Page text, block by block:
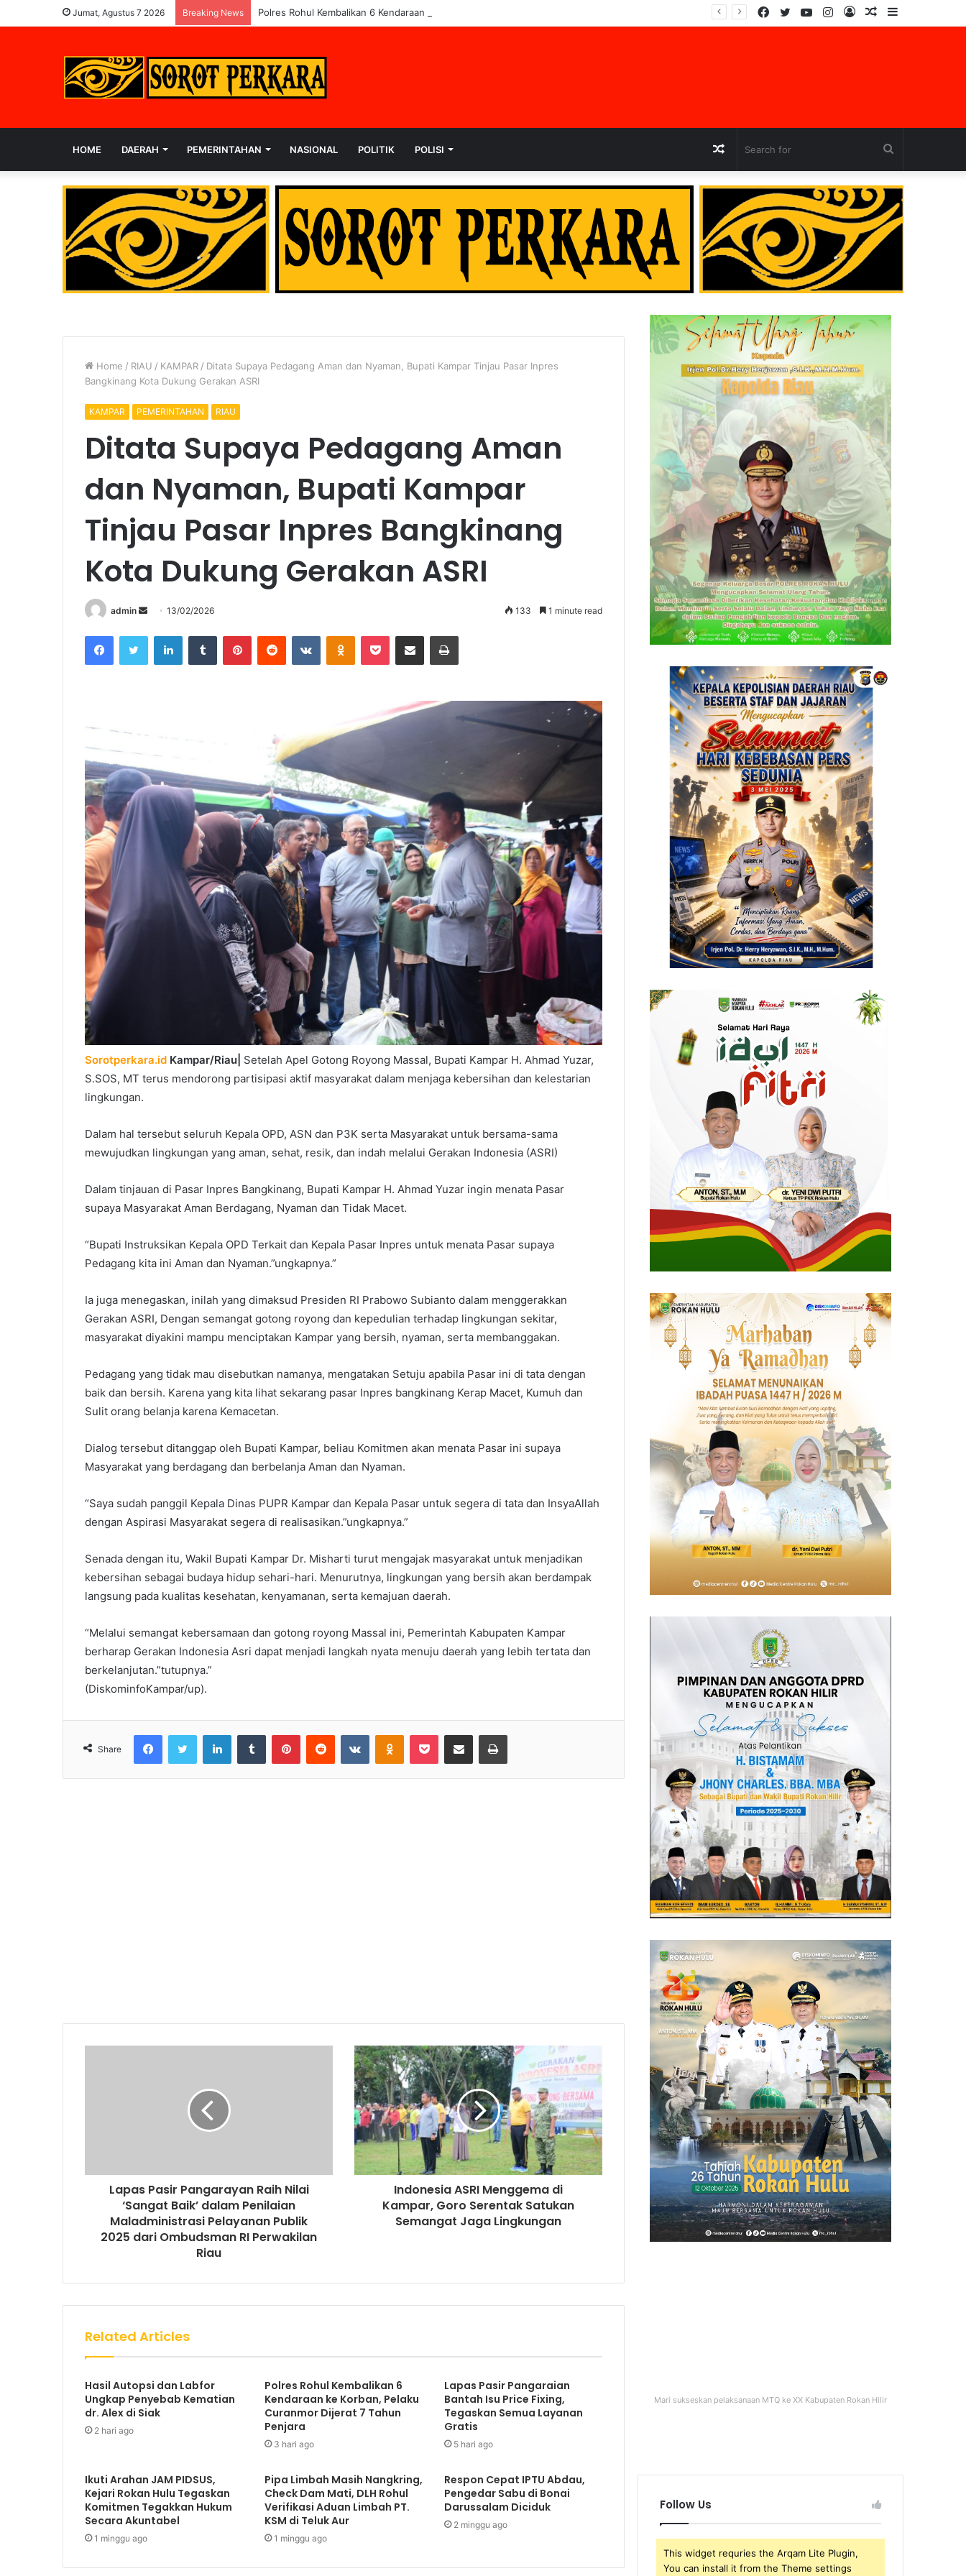
Jumat, Agustus 7 2026 Breaking News Polres Rohul Kembalikan 6 Kendaraan ke Korban, Pelaku Curanmor Dijerat 7 Tahun Penjara Sidebar
Random
Log
Instagram
YouTube
Twitter
Facebook
HOME DAERAH PEMERINTAHAN NASIONAL POLITIK POLISI
for
Random
Article
Home / RIAU / KAMPAR / Ditata Supaya Pedagang Aman dan Nyaman, Bupati Kampar Tinjau Pasar Inpres
Bangkinang Kota Dukung Gerakan ASRI
KAMPAR PEMERINTAHAN RIAU
Ditata Supaya Pedagang Aman
dan Nyaman, Bupati Kampar
Tinjau Pasar Inpres Bangkinang
Kota Dukung Gerakan ASRI
admin
Send
email
13/02/2026 133 1 minute read
FacebookTwitter LinkedInTumblr PinterestReddit VKontakteOdnoklassniki
Pocket Share via Email Print
Sorotperkara.id Kampar/Riau| Setelah Apel Gotong Royong Massal, Bupati Kampar H. Ahmad Yuzar,
S.SOS, MT terus mendorong partisipasi aktif masyarakat dalam menjaga kebersihan dan kelestarian
lingkungan.
Dalam hal tersebut seluruh Kepala OPD, ASN dan P3K serta Masyarakat untuk bersama-sama
mewujudkan lingkungan yang aman, sehat, resik, dan indah melalui Gerakan Indonesia (ASRI)
Dalam tinjauan di Pasar Inpres Bangkinang, Bupati Kampar H. Ahmad Yuzar ingin menata Pasar
supaya Masyarakat Aman Berdagang, Nyaman dan Tidak Macet.
“Bupati Instruksikan Kepala OPD Terkait dan Kepala Pasar Inpres untuk menata Pasar supaya
Pedagang kita ini Aman dan Nyaman.”ungkapnya.”
Ia juga menegaskan, inilah yang dimaksud Presiden RI Prabowo Subianto dalam menggerakkan
Gerakan ASRI, Dengan semangat gotong royong dan kepedulian terhadap lingkungan sekitar,
masyarakat diyakini mampu menciptakan Kampar yang bersih, nyaman, serta membanggakan.
Pedagang yang tidak mau disebutkan namanya, mengatakan Setuju apabila Pasar ini di tata dengan
baik dan bersih. Karena yang kita lihat sekarang pasar Inpres bangkinang Kerap Macet, Kumuh dan
Sulit orang belanja karena Kemacetan.
Dialog tersebut ditanggap oleh Bupati Kampar, beliau Komitmen akan menata Pasar ini supaya
Masyarakat yang berdagang dan berbelanja Aman dan Nyaman.
“Saya sudah panggil Kepala Dinas PUPR Kampar dan Kepala Pasar untuk segera di tata dan InsyaAllah
dengan Aspirasi Masyarakat segera di realisasikan.”ungkapnya.”
Senada dengan itu, Wakil Bupati Kampar Dr. Misharti turut mengajak masyarakat untuk menjadikan
kebersihan sebagai budaya hidup sehari-hari. Menurutnya, lingkungan yang bersih akan berdampak
langsung pada kualitas kesehatan, kenyamanan, serta kemajuan daerah.
“Melalui semangat kebersamaan dan gotong royong Massal ini, Pemerintah Kabupaten Kampar
berharap Gerakan Indonesia Asri dapat menjadi langkah nyata menuju daerah yang lebih tertata dan
berkelanjutan.”tutupnya.”
(DiskominfoKampar/up).
Share
FacebookTwitter LinkedInTumblr PinterestReddit VKontakteOdnoklassniki
Pocket Share via Email Print
Lapas Pasir Pangarayan Raih Nilai
‘Sangat Baik’ dalam Penilaian
Maladministrasi Pelayanan Publik
2025 dari Ombudsman RI Perwakilan
Riau
Indonesia ASRI Menggema di
Kampar, Goro Serentak Satukan
Semangat Jaga Lingkungan
Related Articles
Hasil Autopsi dan Labfor
Ungkap Penyebab Kematian
dr. Alex di Siak
2 hari ago
Polres Rohul Kembalikan 6
Kendaraan ke Korban, Pelaku
Curanmor Dijerat 7 Tahun
Penjara
3 hari ago
Lapas Pasir Pangaraian
Bantah Isu Price Fixing,
Tegaskan Semua Layanan
Gratis
5 hari ago
Ikuti Arahan JAM PIDSUS,
Kejari Rokan Hulu Tegaskan
Komitmen Tegakkan Hukum
Secara Akuntabel
1 minggu ago
Pipa Limbah Masih Nangkring,
Check Dam Mati, DLH Rohul
Verifikasi Aduan Limbah PT.
KSM di Teluk Aur
1 minggu ago
Respon Cepat IPTU Abdau,
Pengedar Sabu di Bonai
Darussalam Diciduk
2 minggu ago
Mari sukseskan pelaksanaan MTQ ke XX Kabupaten Rokan Hilir
Follow Us
This widget requries the Arqam Lite Plugin,
You can install it from the Theme settings